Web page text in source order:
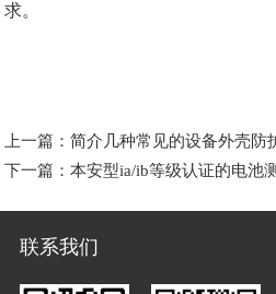
求。
上一篇：简介几种常见的设备外壳防
下一篇：本安型ia/ib等级认证的电池
联系我们